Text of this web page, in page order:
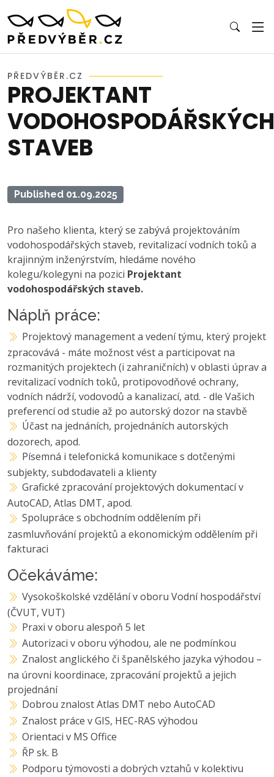
PŘEDVÝBĚR.CZ
PROJEKTANT
VODOHOSPODÁŘSKÝCH
STAVEB
Published 01.09.2025
Pro našeho klienta, který se zabývá projektováním
vodohospodářských staveb, revitalizací vodních toků a
krajinným inženýrstvím, hledáme nového
kolegu/kolegyni na pozici Projektant
vodohospodářských staveb.
Náplň práce:
Projektový management a vedení týmu, který projekt
zpracovává - máte možnost vést a participovat na
rozmanitých projektech (i zahraničních) v oblasti úprav a
revitalizací vodních toků, protipovodňové ochrany,
vodních nádrží, vodovodů a kanalizací, atd. - dle Vašich
preferencí od studie až po autorský dozor na stavbě
Účast na jednáních, projednáních autorských
dozorech, apod.
Písemná i telefonická komunikace s dotčenými
subjekty, subdodavateli a klienty
Grafické zpracování projektových dokumentací v
AutoCAD, Atlas DMT, apod.
Spolupráce s obchodním oddělením při
zasmluvňování projektů a ekonomickým oddělením při
fakturaci
Očekáváme:
Vysokoškolské vzdělání v oboru Vodní hospodářství
(ČVUT, VUT)
Praxi v oboru alespoň 5 let
Autorizaci v oboru výhodou, ale ne podmínkou
Znalost anglického či španělského jazyka výhodou –
na úrovni koordinace, zpracování projektů a jejich
projednání
Dobrou znalost Atlas DMT nebo AutoCAD
Znalost práce v GIS, HEC-RAS výhodou
Orientaci v MS Office
ŘP sk. B
Podporu týmovosti a dobrých vztahů v kolektivu